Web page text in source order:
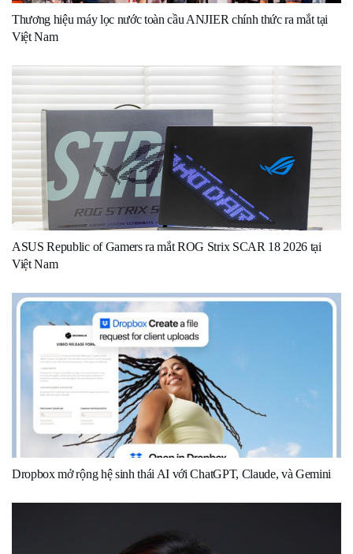
Thương hiệu máy lọc nước toàn cầu ANJIER chính thức ra mắt tại
Việt Nam
ASUS Republic of Gamers ra mắt ROG Strix SCAR 18 2026 tại
Việt Nam
Dropbox mở rộng hệ sinh thái AI với ChatGPT, Claude, và Gemini